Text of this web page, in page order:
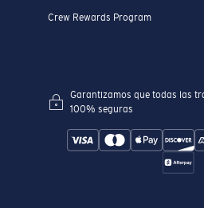
Crew Rewards Program
Garantizamos que todas las
100% seguras